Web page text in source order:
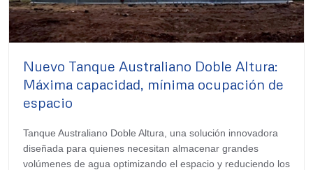
Nuevo Tanque Australiano Doble Altura:
Máxima capacidad, mínima ocupación de
espacio
Tanque Australiano Doble Altura, una solución innovadora
diseñada para quienes necesitan almacenar grandes
volúmenes de agua optimizando el espacio y reduciendo los